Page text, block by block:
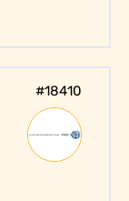
#18410